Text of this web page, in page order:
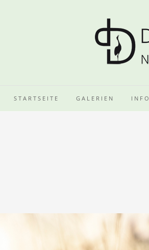
STARTSEITE GALERIEN INFO